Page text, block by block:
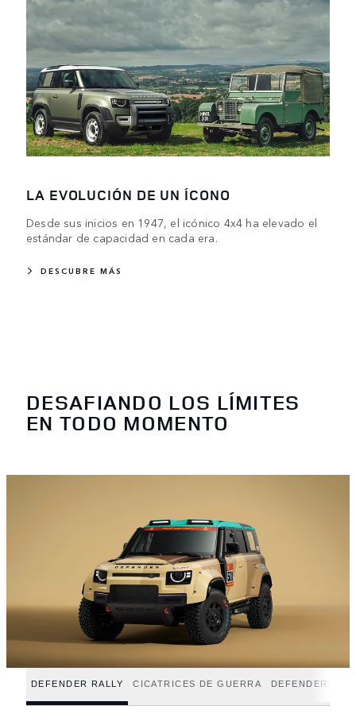
LA EVOLUCIÓN DE UN ÍCONO
Desde sus inicios en 1947, el icónico 4x4 ha elevado el
estándar de capacidad en cada era.
DESCUBRE MÁS
DESAFIANDO LOS LÍMITES
EN TODO MOMENTO
DEFENDER RALLY CICATRICES DE GUERRA DEFENDER